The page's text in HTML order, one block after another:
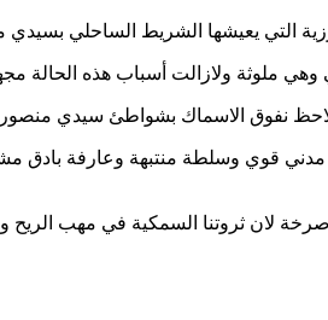
وهي ملوثة ولازالت أسباب هذه الحالة
مدني قوي وسلطة منتبهة وعارفة بادق
لان ثروتنا السمكية في مهب